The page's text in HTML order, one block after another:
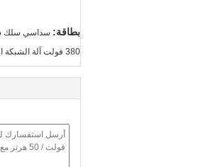
بطاقة: سداسي سلك
380 فولت آلة الشبكة السلكية,آلة شباك الأسلاك السميكة ثلاثية الأطراف,2آلة شباك الأسلاك السميكة السميكة